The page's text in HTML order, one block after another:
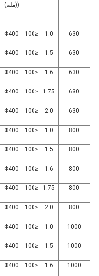
((ملم)
630
1.0
≤100
Φ400
630
1.5
≤100
Φ400
630
1.6
≤100
Φ400
630
1.75
≤100
Φ400
630
2.0
≤100
Φ400
800
1.0
≤100
Φ400
800
1.5
≤100
Φ400
800
1.6
≤100
Φ400
800
1.75
≤100
Φ400
800
2.0
≤100
Φ400
1000
1.0
≤100
Φ400
1000
1.5
≤100
Φ400
1000
1.6
≤100
Φ400